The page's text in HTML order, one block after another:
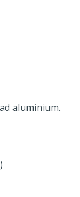
aluminium.